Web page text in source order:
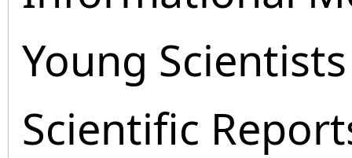
Young
Scientific